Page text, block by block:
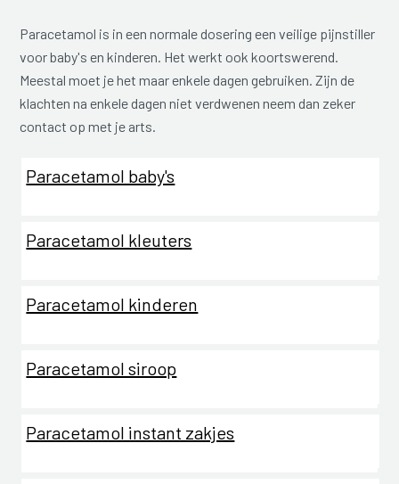
Paracetamol is in een normale dosering een veilige pijnstiller
voor baby's en kinderen. Het werkt ook koortswerend.
Meestal moet je het maar enkele dagen gebruiken. Zijn de
klachten na enkele dagen niet verdwenen neem dan zeker
contact op met je arts.
Paracetamol baby's
Paracetamol kleuters
Paracetamol kinderen
Paracetamol siroop
Paracetamol instant zakjes